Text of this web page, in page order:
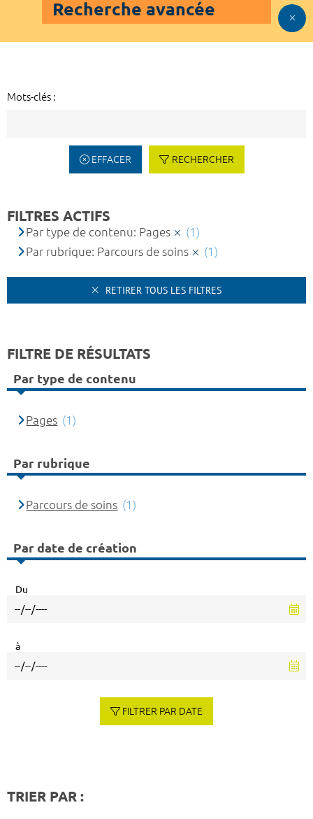
Recherche avancée
Mots-clés :
EFFACER RECHERCHER
FILTRES ACTIFS
Par type de contenu: Pages
(1)
Par rubrique: Parcours de soins
(1)
RETIRER TOUS LES FILTRES
FILTRE DE RÉSULTATS
Par type de contenu
Pages (1)
Par rubrique
Parcours de soins (1)
Par date de création
Du
à
FILTRER PAR DATE
TRIER PAR :